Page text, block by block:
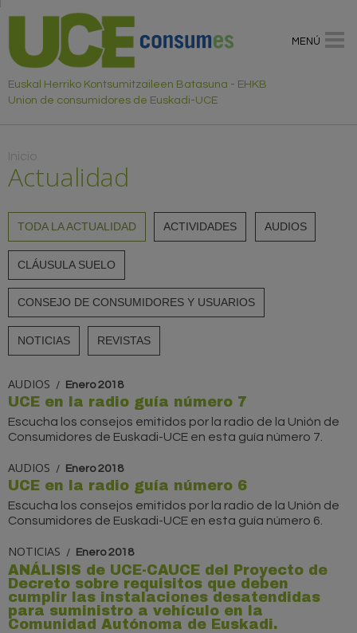
Euskal Herriko Kontsumitzaileen Batasuna - EHKB
Union de consumidores de Euskadi-UCE
Usted está aquí
Inicio
Actualidad
TODA LA ACTUALIDAD ACTIVIDADES AUDIOS
CLÁUSULA SUELO
CONSEJO DE CONSUMIDORES Y USUARIOS
NOTICIAS REVISTAS
AUDIOS Enero 2018
UCE en la radio guía número 7
Escucha los consejos emitidos por la radio de la Unión de
Consumidores de Euskadi-UCE en esta guía número 7.
AUDIOS Enero 2018
UCE en la radio guía número 6
Escucha los consejos emitidos por la radio de la Unión de
Consumidores de Euskadi-UCE en esta guía número 6.
NOTICIAS Enero 2018
ANÁLISIS de UCE-CAUCE del Proyecto de
Decreto sobre requisitos que deben
cumplir las instalaciones desatendidas
para suministro a vehículo en la
Comunidad Autónoma de Euskadi.
MENÚ